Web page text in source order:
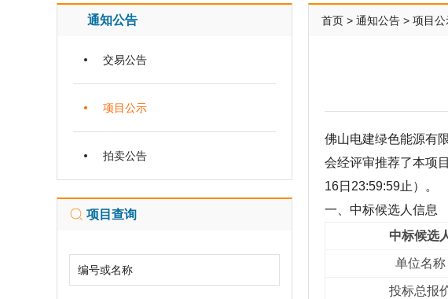
通知公告
交易公告
项目公示
拍卖公告
项目查询
编号或名称
首页 > 通知公告 > 项目公
佛山电建绿色能源有
会经评审推荐了本项
16日23:59:59止）。
一、中标候选人信息
中标候选
单位名称
投标总报